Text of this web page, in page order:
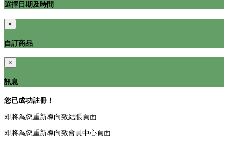
選擇日期及時間
×
自訂商品
×
訊息
您已成功註冊！
即將為您重新導向致結賬頁面...
即將為您重新導向致會員中心頁面...